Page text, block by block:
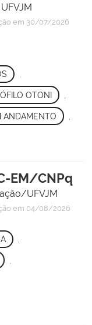
em 30/07/2026
OTONI
ANDAMENTO
EM/CNPq
UFVJM
em 04/08/2026